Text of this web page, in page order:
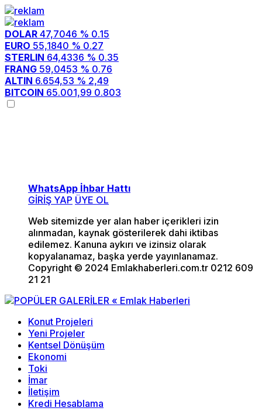
DOLAR 47,7046 % 0.15
EURO 55,1840 % 0.27
STERLIN 64,4336 % 0.35
FRANG 59,0453 % 0.76
ALTIN 6.654,53 % 2,49
BITCOIN 65.001,99 0.803
WhatsApp İhbar Hattı
GİRİŞ YAP ÜYE OL
Web sitemizde yer alan haber içerikleri izin
alınmadan, kaynak gösterilerek dahi iktibas
edilemez. Kanuna aykırı ve izinsiz olarak
kopyalanamaz, başka yerde yayınlanamaz.
Copyright © 2024 Emlakhaberleri.com.tr 0212 609
21 21
Konut Projeleri
Yeni Projeler
Kentsel Dönüşüm
Ekonomi
Toki
İmar
İletişim
Kredi Hesablama